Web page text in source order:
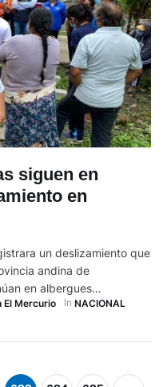
siguen en
en
un deslizamiento que
andina de
en albergues
el Servicio Nacional de
han resultado
El Mercurio In NACIONAL